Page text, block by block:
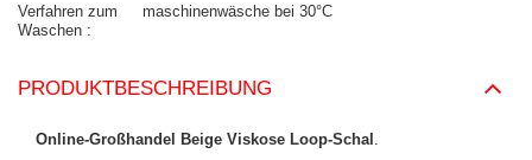
Verfahren zum
Waschen
maschinenwäsche bei 30°C
PRODUKTBESCHREIBUNG
Online-Großhandel Beige Viskose Loop-Schal